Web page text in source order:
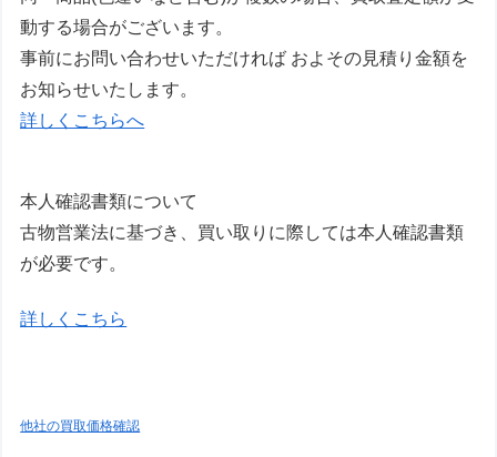
動する場合がございます。
事前にお問い合わせいただければ およその見積り金額を
お知らせいたします。
詳しくこちらへ
本人確認書類について
古物営業法に基づき、買い取りに際しては本人確認書類
が必要です。
詳しくこちら
他社の買取価格確認